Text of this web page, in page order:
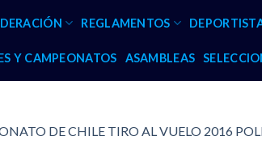
REGLAMENTOS
Y CAMPEONATOS ASAMBLEAS
DE CHILE TIRO AL VUELO 2016